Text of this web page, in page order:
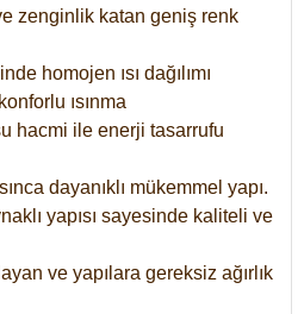
zenginlik katan geniş renk
homojen ısı dağılımı
ısınma
hacmi ile enerji tasarrufu
dayanıklı mükemmel yapı.
yapısı sayesinde kaliteli ve
ve yapılara gereksiz ağırlık